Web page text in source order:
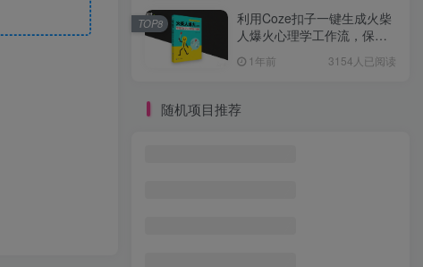
利用Coze扣子一键生成火柴
人爆火心理学工作流，保姆
1年前 3154人已阅读
TOP8
随机项目推荐